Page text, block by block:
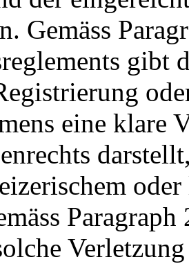
Gemäss
gibt
eine klare